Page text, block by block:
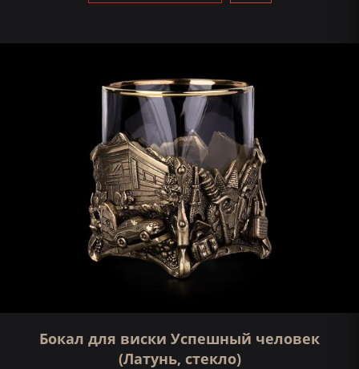
Бокал для виски Успешный человек
(Латунь, стекло)